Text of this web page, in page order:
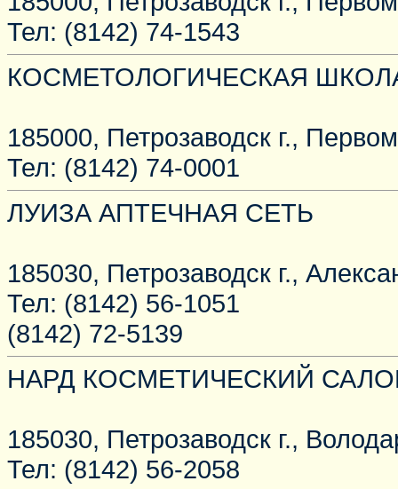
Тел: (8142) 74-1543
КОСМЕТОЛОГИЧЕСКАЯ
185000, Петрозаводск г.,
Тел: (8142) 74-0001
ЛУИЗА АПТЕЧНАЯ СЕТЬ
185030, Петрозаводск г.,
Тел: (8142) 56-1051
(8142) 72-5139
НАРД КОСМЕТИЧЕСКИЙ
185030, Петрозаводск г.,
Тел: (8142) 56-2058